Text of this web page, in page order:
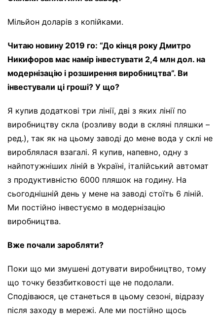
Мільйон доларів з копійками.
Читаю новину 2019 го: “До кінця року Дмитро
Никифоров має намір інвестувати 2,4 млн дол. на
модернізацію і розширення виробництва”. Ви
інвестували ці гроші? У що?
Я купив додаткові три лінії, дві з яких лінії по
виробництву скла (розливу води в скляні пляшки –
ред.), так як на цьому заводі до мене вода у склі не
вироблялася взагалі. Я купив, напевно, одну з
найпотужніших ліній в Україні, італійський автомат
з продуктивністю 6000 пляшок на годину. На
сьогоднішній день у мене на заводі стоїть 6 ліній.
Ми постійно інвестуємо в модернізацію
виробництва.
Вже почали заробляти?
Поки що ми змушені дотувати виробництво, тому
що точку беззбитковості ще не подолали.
Сподіваюся, це станеться в цьому сезоні, відразу
після заходу в мережі. Але ми постійно щось